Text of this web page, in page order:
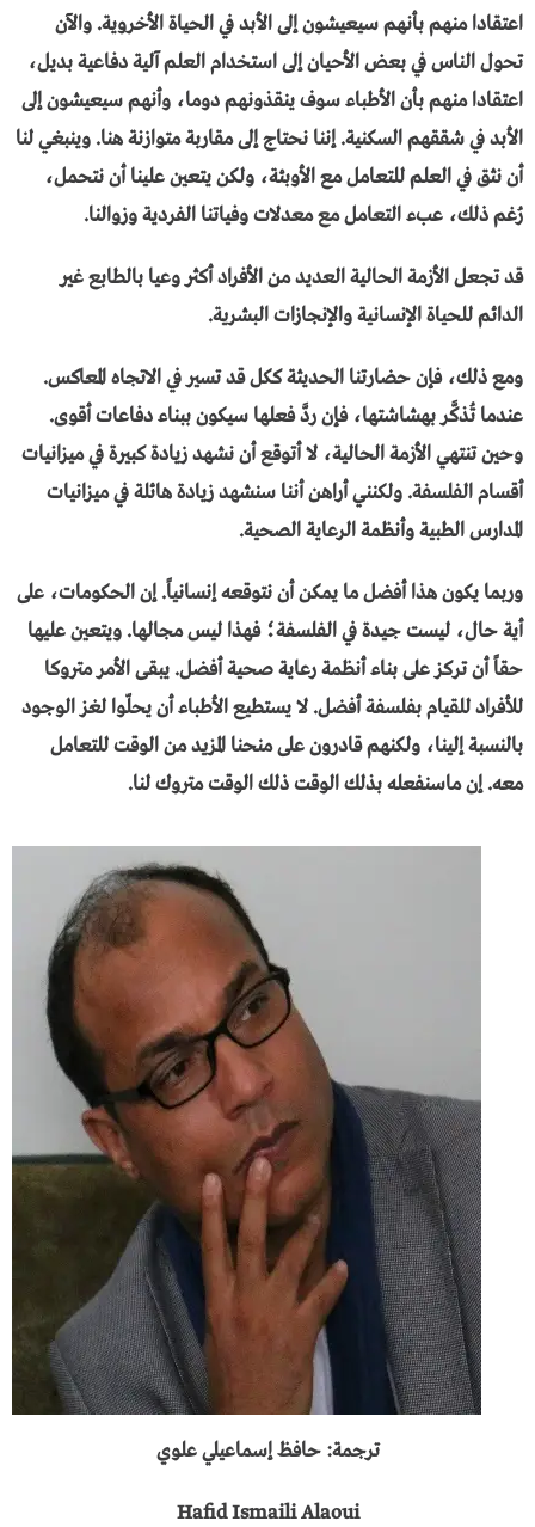
اعتقادا منهم بأنهم سيعيشون إلى الأبد في الحياة الأخروية. والآن
تحول الناس في بعض الأحيان إلى استخدام العلم آلية دفاعية بديل،
اعتقادا منهم بأن الأطباء سوف ينقذونهم دوما، وأنهم سيعيشون إلى
الأبد في شققهم السكنية. إننا نحتاج إلى مقاربة متوازنة هنا. وينبغي لنا
أن نثق في العلم للتعامل مع الأوبئة، ولكن يتعين علينا أن نتحمل،
رُغم ذلك، عبء التعامل مع معدلات وفياتنا الفردية وزوالنا.
قد تجعل الأزمة الحالية العديد من الأفراد أكثر وعيا بالطابع غير
الدائم للحياة الإنسانية والإنجازات البشرية.
ومع ذلك، فإن حضارتنا الحديثة ككل قد تسير في الاتجاه المعاكس.
عندما تُذكَّر بهشاشتها، فإن ردَّ فعلها سيكون ببناء دفاعات أقوى.
وحين تنتهي الأزمة الحالية، لا أتوقع أن نشهد زيادة كبيرة في ميزانيات
أقسام الفلسفة. ولكنني أراهن أننا سنشهد زيادة هائلة في ميزانيات
المدارس الطبية وأنظمة الرعاية الصحية.
وربما يكون هذا أفضل ما يمكن أن نتوقعه إنسانياً. إن الحكومات، على
أية حال، ليست جيدة في الفلسفة؛ فهذا ليس مجالها. ويتعين عليها
حقاً أن تركز على بناء أنظمة رعاية صحية أفضل. يبقى الأمر متروكا
للأفراد للقيام بفلسفة أفضل. لا يستطيع الأطباء أن يحلّوا لغز الوجود
بالنسبة إلينا، ولكنهم قادرون على منحنا المزيد من الوقت للتعامل
معه. إن ماسنفعله بذلك الوقت ذلك الوقت متروك لنا.
ترجمة: حافظ إسماعيلي علوي
Hafid Ismaili Alaoui